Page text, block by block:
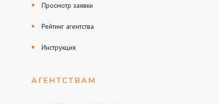
Просмотр заявки
Рейтинг агентства
Инструкция
АГЕНТСТВАМ